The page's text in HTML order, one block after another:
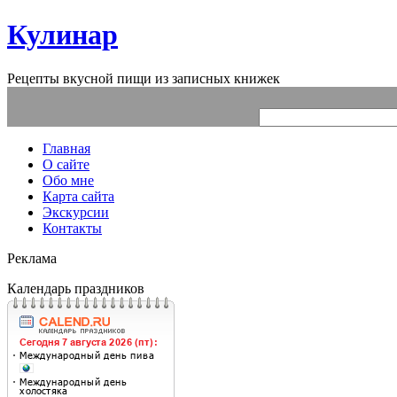
Кулинар
Рецепты вкусной пищи из записных книжек
Главная
О сайте
Обо мне
Карта сайта
Экскурсии
Контакты
Реклама
Календарь праздников